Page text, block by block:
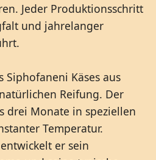
Jeder Produktionsschritt
und jahrelanger
Siphofaneni Käses aus
Reifung. Der
drei Monate in speziellen
Temperatur.
er sein